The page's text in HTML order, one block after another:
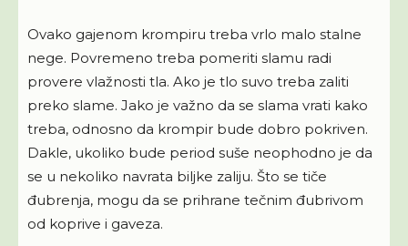
Ovako gajenom krompiru treba vrlo malo stalne
nege. Povremeno treba pomeriti slamu radi
provere vlažnosti tla. Ako je tlo suvo treba zaliti
preko slame. Jako je važno da se slama vrati kako
treba, odnosno da krompir bude dobro pokriven.
Dakle, ukoliko bude period suše neophodno je da
se u nekoliko navrata biljke zaliju. Što se tiče
đubrenja, mogu da se prihrane tečnim đubrivom
od koprive i gaveza.